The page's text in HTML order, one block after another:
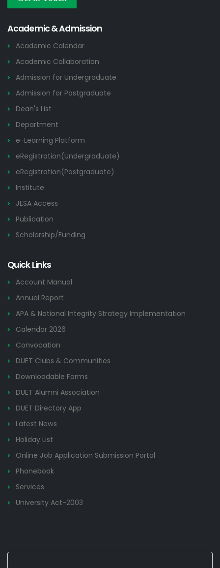
2026
Academic & Admission
Academic Calendar
Academic Collaboration
Admission for Undergraduate
Admission for Postgraduate
Dean's List
Department
e-Learning Platform
eRegistration(Undergraduate)
eRegistration(Postgraduate)
Institute
JESA Access
Publication
Scholarship/Funding
Quick Links
Account Manual
Annual Report
APA & National Integrity Strategy Implementation
Calendar 2026
Convocation
DUET Clubs & Communities
Downloadable Forms
DUET Alumni Association
DUET Directory App
Latest News
Holiday List
Online Job Application Submission Portal
Phonebook
Services
University Act-2003